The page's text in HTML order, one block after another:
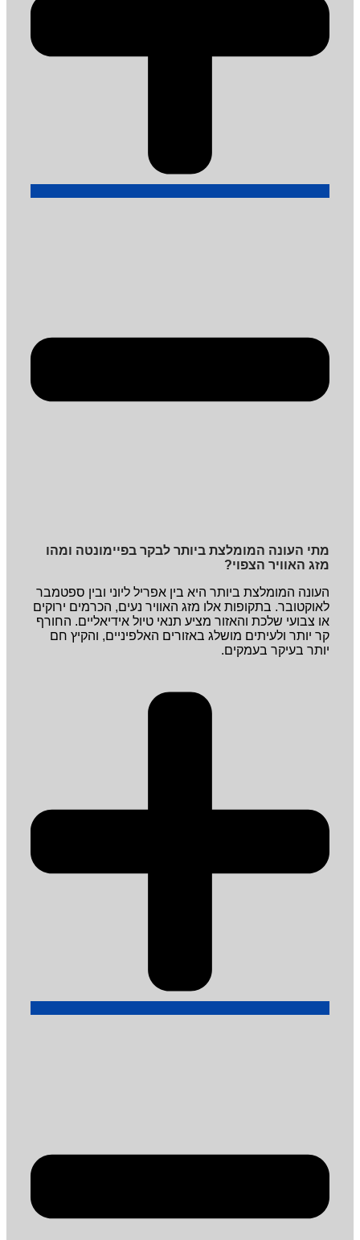
מתי העונה המומלצת ביותר לבקר בפיימונטה ומהו
מזג האוויר הצפוי?
העונה המומלצת ביותר היא בין אפריל ליוני ובין ספטמבר
לאוקטובר. בתקופות אלו מזג האוויר נעים, הכרמים ירוקים
או צבועי שלכת והאזור מציע תנאי טיול אידיאליים. החורף
קר יותר ולעיתים מושלג באזורים האלפיניים, והקיץ חם
יותר בעיקר בעמקים.